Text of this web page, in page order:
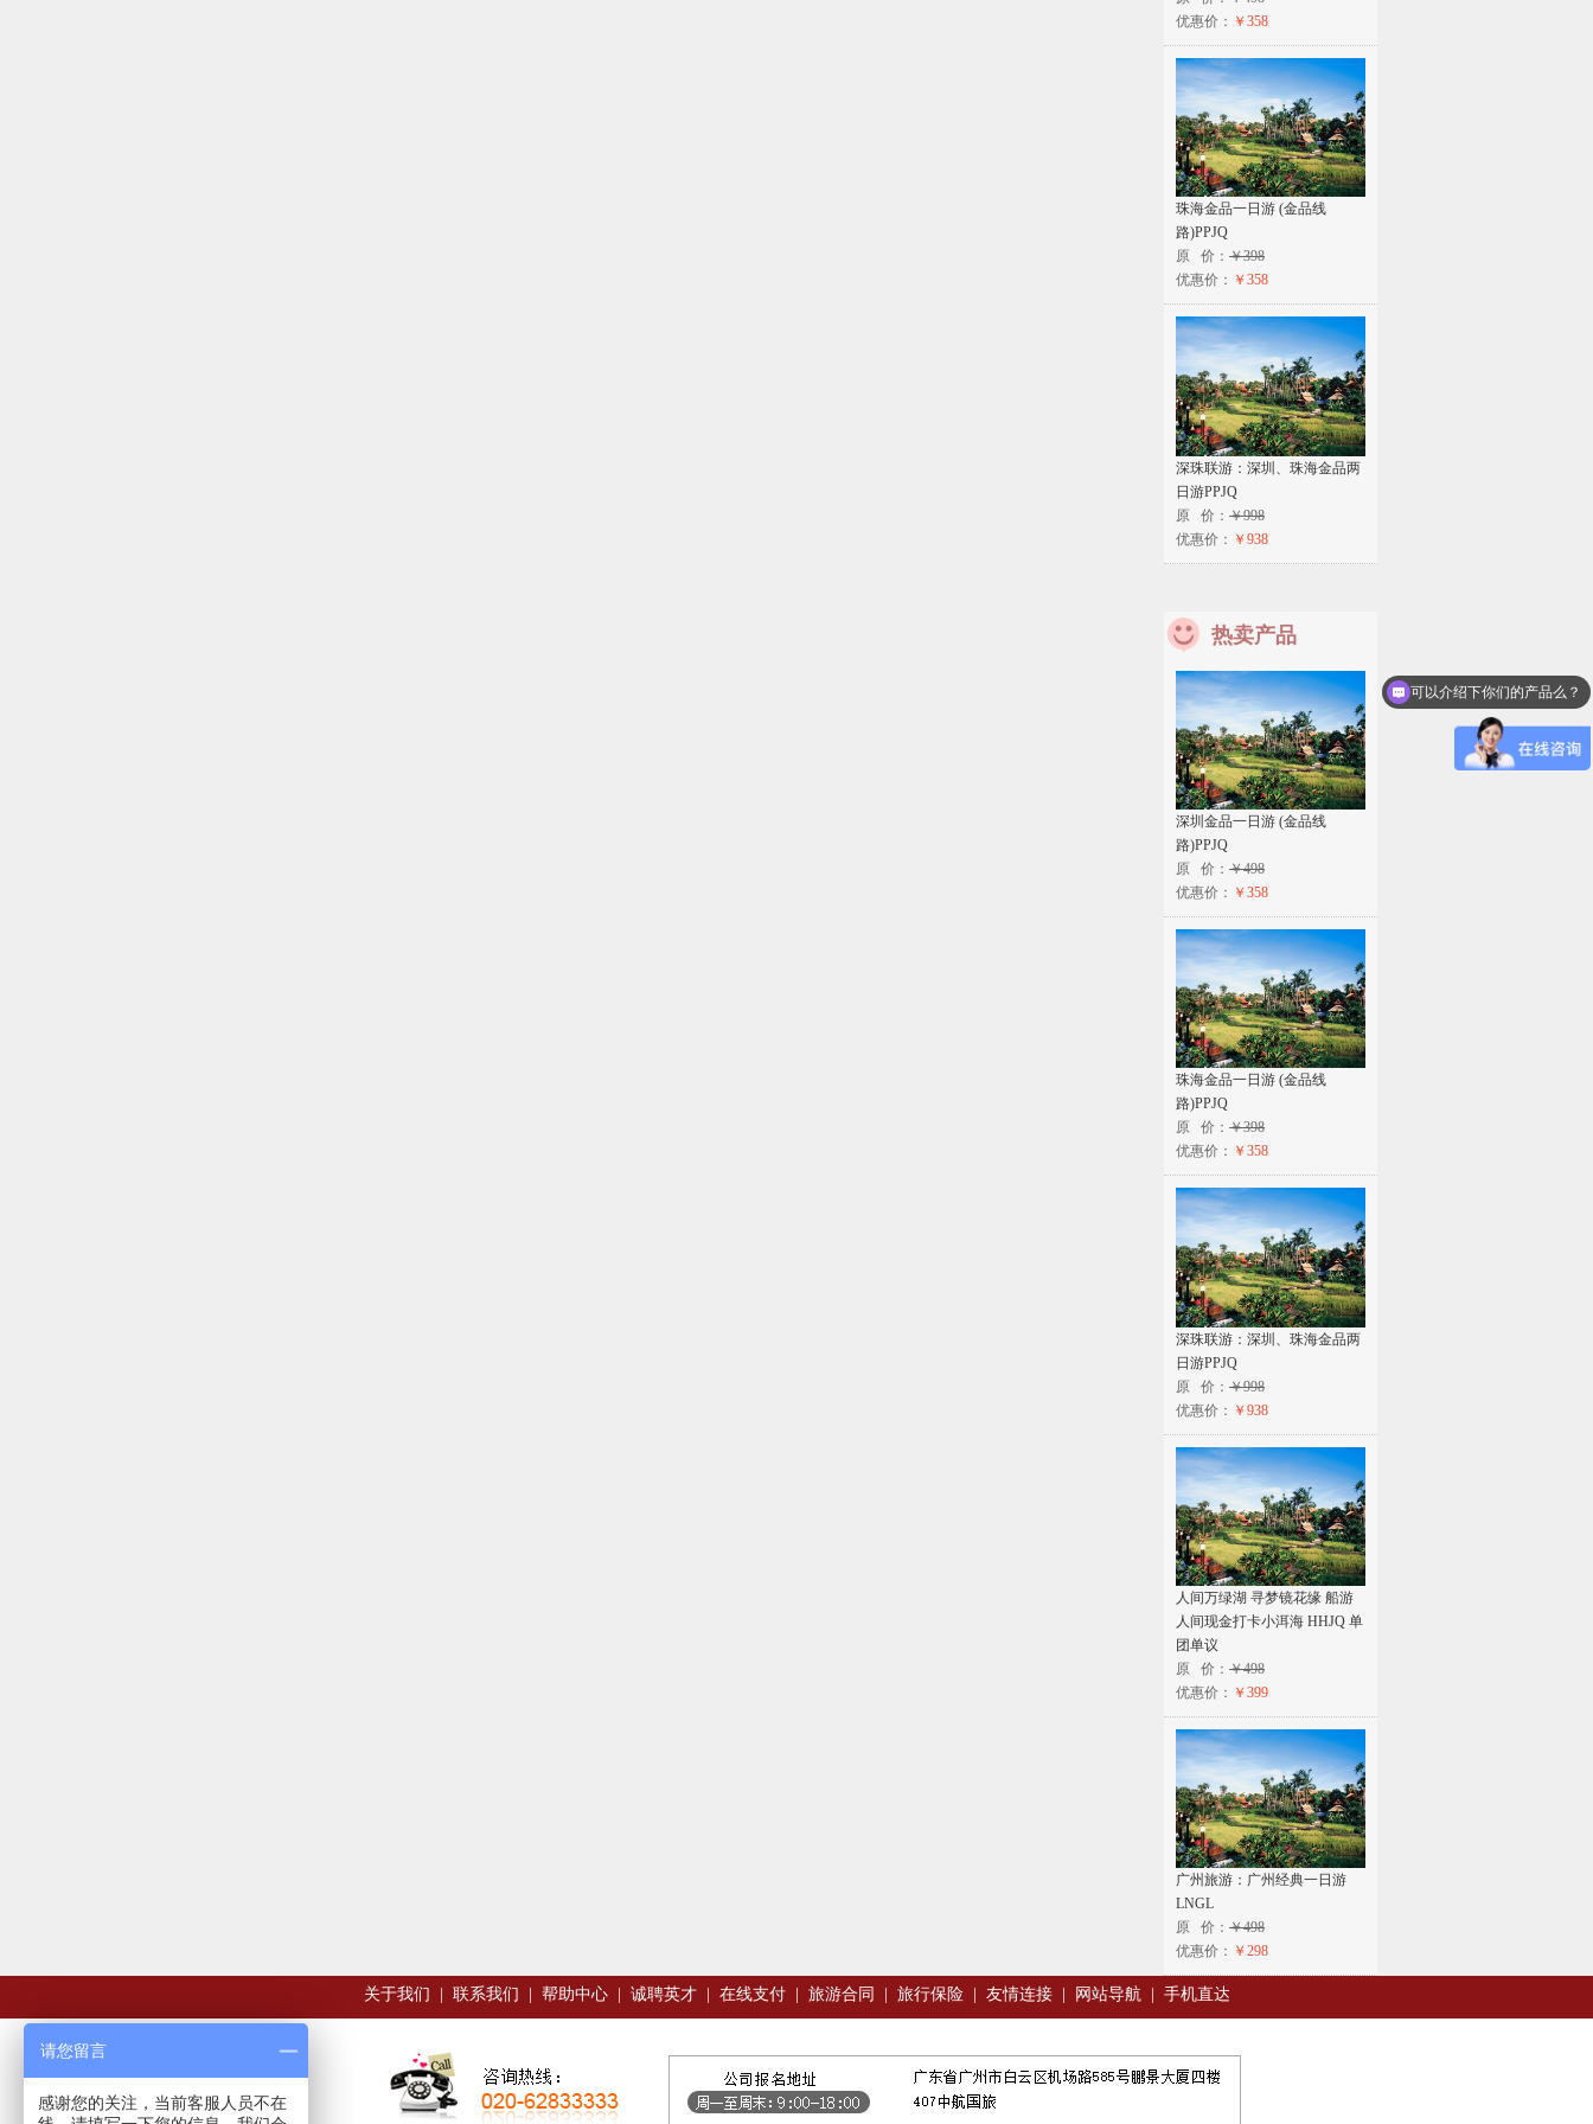
优惠价： ￥358
珠海金品一日游 (金品线
路)PPJQ
原 价： ￥398
优惠价： ￥358
深珠联游：深圳、珠海金品两
日游PPJQ
原 价： ￥998
优惠价： ￥938
热卖产品
深圳金品一日游 (金品线
路)PPJQ
原 价： ￥498
优惠价： ￥358
珠海金品一日游 (金品线
路)PPJQ
原 价： ￥398
优惠价： ￥358
深珠联游：深圳、珠海金品两
日游PPJQ
原 价： ￥998
优惠价： ￥938
人间万绿湖 寻梦镜花缘 船游
人间现金打卡小洱海 HHJQ 单
团单议
原 价： ￥498
优惠价： ￥399
广州旅游：广州经典一日游
LNGL
原 价： ￥498
优惠价： ￥298
关于我们 联系我们 帮助中心 诚聘英才 在线支付 旅游合同 旅行保险 友情连接 网站导航 手机直达
可以介绍下你们的产品么？
请您留言
感谢您的关注，当前客服人员不在